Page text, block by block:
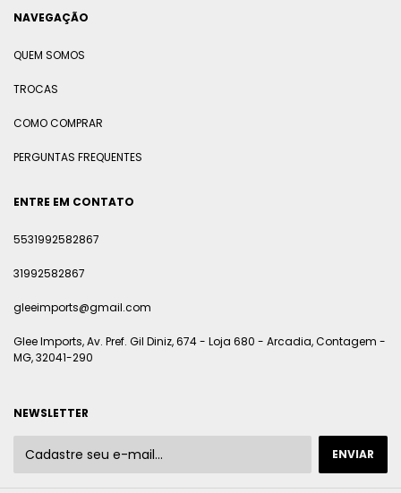
NAVEGAÇÃO
QUEM SOMOS
TROCAS
COMO COMPRAR
PERGUNTAS FREQUENTES
ENTRE EM CONTATO
5531992582867
31992582867
gleeimports@gmail.com
Glee Imports, Av. Pref. Gil Diniz, 674 - Loja 680 - Arcadia, Contagem -
MG, 32041-290
NEWSLETTER